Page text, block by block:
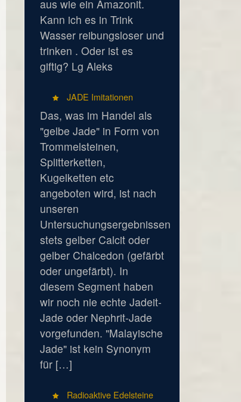
aus wie ein Amazonit.
Kann ich es in Trink
Wasser reibungsloser und
trinken . Oder ist es
giftig? Lg Aleks
JADE Imitationen
Das, was im Handel als
"gelbe Jade" in Form von
Trommelsteinen,
Splitterketten,
Kugelketten etc
angeboten wird, ist nach
unseren
Untersuchungsergebnissen
stets gelber Calcit oder
gelber Chalcedon (gefärbt
oder ungefärbt). In
diesem Segment haben
wir noch nie echte Jadeit-
Jade oder Nephrit-Jade
vorgefunden. "Malayische
Jade" ist kein Synonym
für […]
Radioaktive Edelsteine